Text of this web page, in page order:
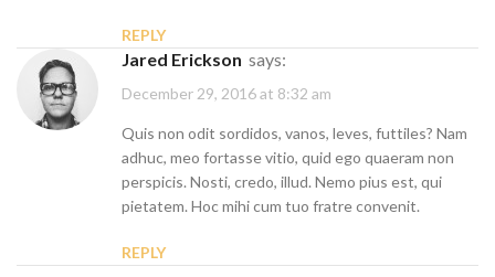
REPLY
Jared Erickson says:
December 29, 2016 at 8:32 am
Quis non odit sordidos, vanos, leves, futtiles? Nam
adhuc, meo fortasse vitio, quid ego quaeram non
perspicis. Nosti, credo, illud. Nemo pius est, qui
pietatem. Hoc mihi cum tuo fratre convenit.
REPLY